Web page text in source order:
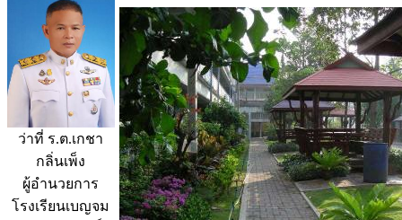
ว่าที่ ร.ต.เกชา
กลิ่นเพ็ง
ผู้อำนวยการ
โรงเรียนเบญจม